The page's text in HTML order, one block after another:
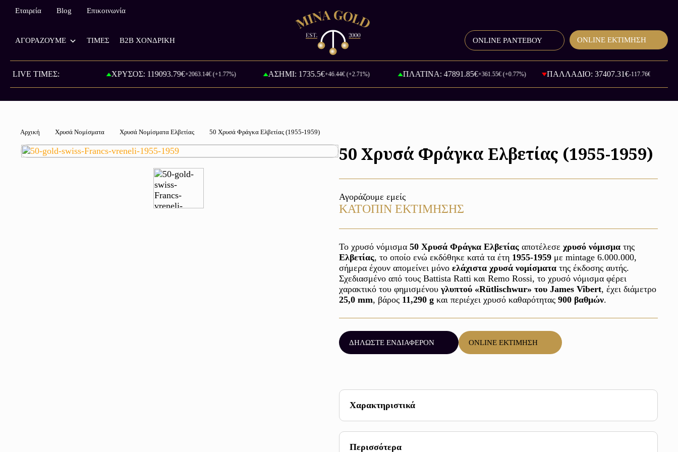
Εταιρεία Blog Επικοινωνία
ΑΓΟΡΑΖΟΥΜΕ ΤΙΜΕΣ B2B ΧΟΝΔΡΙΚΗ ONLINE ΡΑΝΤΕΒΟΥ ONLINE ΕΚΤΙΜΗΣΗ
LIVE ΤΙΜΕΣ:
815.00€ ΧΡΥΣΟΣ: 119093.79€+2063.14€ (+1.77%) ΑΣΗΜΙ: 1735.5€+46.44€ (+2.71%) ΠΛΑΤΙΝΑ: 47891.85€+361.55€ (+0.77%) ΠΑΛΛΑΔΙΟ: 37407.31€-117.76€ (-0.32%)
Αρχική Χρυσά Νομίσματα Χρυσά Νομίσματα Ελβετίας 50 Χρυσά Φράγκα Ελβετίας (1955-1959)
50 Χρυσά Φράγκα Ελβετίας (1955-1959)
Αγοράζουμε εμείς
ΚΑΤΟΠΙΝ ΕΚΤΙΜΗΣΗΣ
Το χρυσό νόμισμα 50 Χρυσά Φράγκα Ελβετίας αποτέλεσε χρυσό νόμισμα
Ελβετίας, το οποίο ενώ εκδόθηκε κατά τα έτη 1955-1959 με mintage 6.000.000,
σήμερα έχουν απομείνει μόνο ελάχιστα χρυσά νομίσματα της έκδοσης αυτής.
Σχεδιασμένο από τους Battista Ratti και Remo Rossi, το χρυσό νόμισμα φέρει
χαρακτικό του φημισμένου γλυπτού «Rütlischwur» του James Vibert, έχει διάμετρο
25,0 mm, βάρος 11,290 g και περιέχει χρυσό καθαρότητας 900 βαθμών
ΔΗΛΩΣΤΕ ΕΝΔΙΑΦΕΡΟΝ ONLINE ΕΚΤΙΜΗΣΗ
Χαρακτηριστικά
Βάρος 11,290 g
Καθαρότητα 900
Περισσότερα